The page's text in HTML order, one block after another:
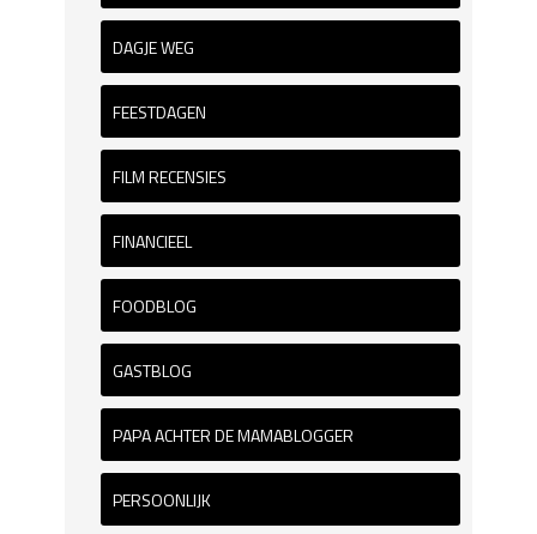
DAGJE WEG
FEESTDAGEN
FILM RECENSIES
FINANCIEEL
FOODBLOG
GASTBLOG
PAPA ACHTER DE MAMABLOGGER
PERSOONLIJK